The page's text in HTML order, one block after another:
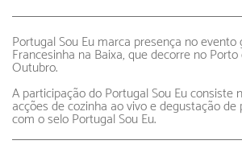
Portugal Sou Eu marca presença no
Francesinha na Baixa, que decorre no
Outubro.
A participação do Portugal Sou Eu consiste
acções de cozinha ao vivo e degustação
com o selo Portugal Sou Eu.